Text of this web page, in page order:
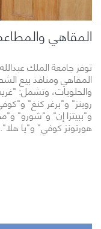
المقاهي
توفر جامعة الملك
المقاهي ومنافذ بيع
والحلويات، وتشمل:
روبنز" و"برغر كنغ"
و"ببيتزا إن" و"شورو"
هورتونز كوفي" و"يا هلا".